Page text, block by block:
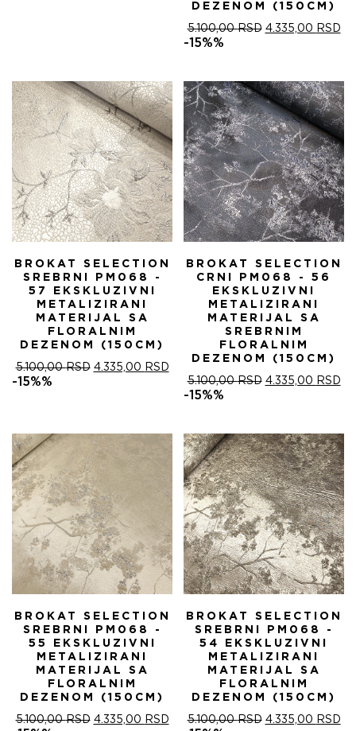
DEZENOM (150CM)
5.100,00RSD ОРИГИНАЛНА
5.100,00 RSD.
4.335,00 RSD
-15%%
BROKAT SELECTION
SREBRNI PM068 -
57 EKSKLUZIVNI
METALIZIRANI
MATERIJAL SA
FLORALNIM
DEZENOM (150CM)
5.100,00RSD ОРИГИНАЛНА
4.335,00 RSDТРЕНУТНА
ЦЕНА
-15%%
BROKAT SELECTION
CRNI PM068 - 56
EKSKLUZIVNI
METALIZIRANI
MATERIJAL SA
SREBRNIM
FLORALNIM
DEZENOM (150CM)
5.100,00RSD ОРИГИНАЛНА
5.100,00 RSD.
4.335,00 RSD
-15%%
BROKAT SELECTION
SREBRNI PM068 -
55 EKSKLUZIVNI
METALIZIRANI
MATERIJAL SA
FLORALNIM
DEZENOM (150CM)
5.100,00RSD ОРИГИНАЛНА
4.335,00 RSDТРЕНУТНА
BROKAT SELECTION
SREBRNI PM068 -
54 EKSKLUZIVNI
METALIZIRANI
MATERIJAL SA
FLORALNIM
DEZENOM (150CM)
5.100,00RSD ОРИГИНАЛНА
4.335,00 RSD